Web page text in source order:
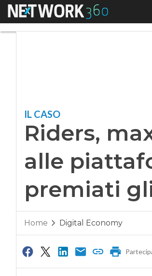
Menu
IL CASO
Riders,
alle
premiati
Home Digital Economy